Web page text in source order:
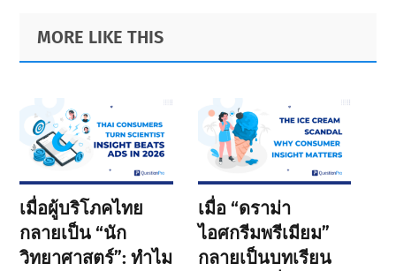
Primary
Sidebar
Footer
MORE LIKE THIS
เมื่อผู้บริโภคไทย
กลายเป็น “นัก
วิทยาศาสตร์”: ทำไม
เมื่อ “ดราม่า
ไอศกรีมพรีเมียม”
กลายเป็นบทเรียน